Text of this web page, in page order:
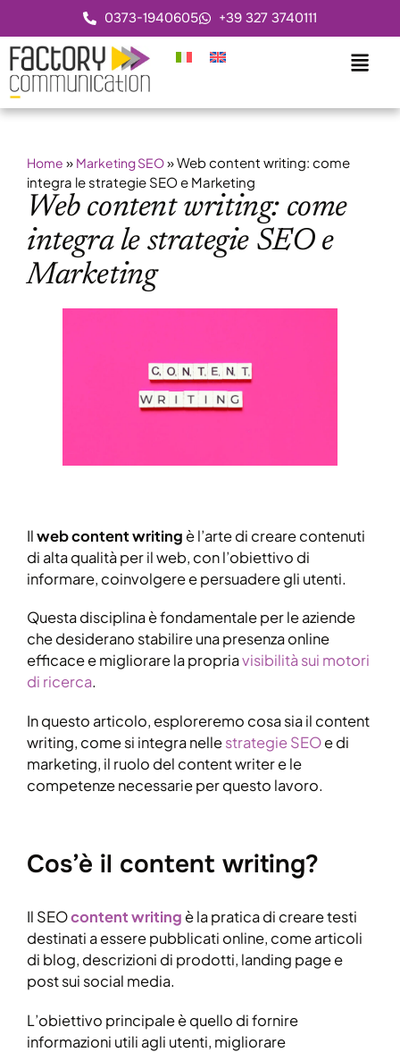
0373-1940605 +39 327 3740111
Home » Marketing SEO»Web content writing: come
integra le strategie SEO e Marketing
Web content writing: come
integra le strategie SEO e
Marketing
Ilweb content writing è l’arte di creare contenuti
di alta qualità per il web, con l’obiettivo di
informare, coinvolgere e persuadere gli utenti.
Questa disciplina è fondamentale per le aziende
che desiderano stabilire una presenza online
efficace e migliorare la propriavisibilità sui motori
di ricerca.
In questo articolo, esploreremo cosa sia il content
writing, come si integra nellestrategie SEOe di
marketing, il ruolo del content writer e le
competenze necessarie per questo lavoro.
Cos’è il content writing?
Il SEOcontent writing è la pratica di creare testi
destinati a essere pubblicati online, come articoli
di blog, descrizioni di prodotti, landing page e
post sui social media.
L’obiettivo principale è quello di fornire
informazioni utili agli utenti, migliorare